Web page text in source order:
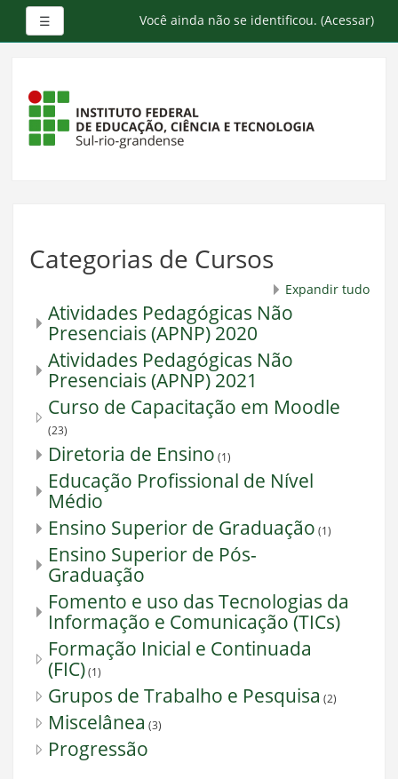
conteúdo
principal
☰ Você ainda não se identificou. (Acessar)
Categorias de Cursos
Expandir tudo
Atividades Pedagógicas Não
Presenciais (APNP) 2020
Atividades Pedagógicas Não
Presenciais (APNP) 2021
Curso de Capacitação em Moodle
(23)
Diretoria de Ensino (1)
Educação Profissional de Nível
Médio
Ensino Superior de Graduação (1)
Ensino Superior de Pós-
Graduação
Fomento e uso das Tecnologias da
Informação e Comunicação (TICs)
Formação Inicial e Continuada
(FIC)(1)
Grupos de Trabalho e Pesquisa (2)
Miscelânea (3)
Progressão